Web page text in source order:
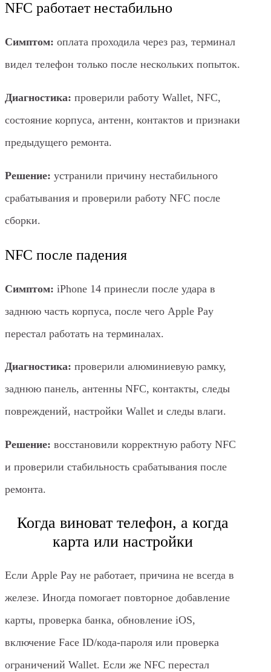
NFC работает нестабильно
Симптом: оплата проходила через раз, терминал
видел телефон только после нескольких попыток.
Диагностика: проверили работу Wallet, NFC,
состояние корпуса, антенн, контактов и признаки
предыдущего ремонта.
Решение: устранили причину нестабильного
срабатывания и проверили работу NFC после
сборки.
NFC после падения
Симптом: iPhone 14 принесли после удара в
заднюю часть корпуса, после чего Apple Pay
перестал работать на терминалах.
Диагностика: проверили алюминиевую рамку,
заднюю панель, антенны NFC, контакты, следы
повреждений, настройки Wallet и следы влаги.
Решение: восстановили корректную работу NFC
и проверили стабильность срабатывания после
ремонта.
Когда виноват телефон, а когда
карта или настройки
Если Apple Pay не работает, причина не всегда в
железе. Иногда помогает повторное добавление
карты, проверка банка, обновление iOS,
включение Face ID/кода-пароля или проверка
ограничений Wallet. Если же NFC перестал